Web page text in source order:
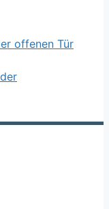
offenen Tür